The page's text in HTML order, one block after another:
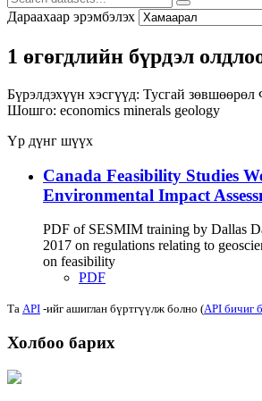
Дараахаар эрэмбэлэх
1 өгөгдлийн бүрдэл
Бүрэлдэхүүн хэсгүүд: Тусгай зөвшөөрөл
Шошго: economics minerals geology
Үр дүнг шүүх
Canada Feasibility Studies
Environmental Impact
PDF of SESMIM training by Dallas
2017 on regulations relating to
on feasibility
PDF
Та API -ийг ашиглан бүртгүүлж болно (API бичиг
Холбоо барих